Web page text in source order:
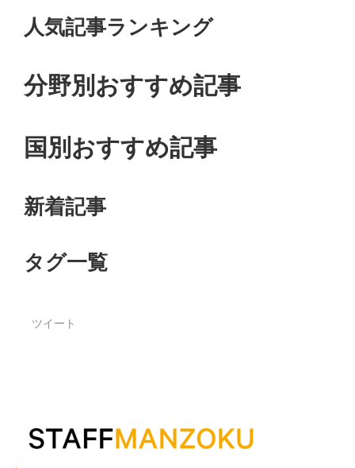
人気記事ランキング
分野別おすすめ記事
国別おすすめ記事
新着記事
タグ一覧
ツイート